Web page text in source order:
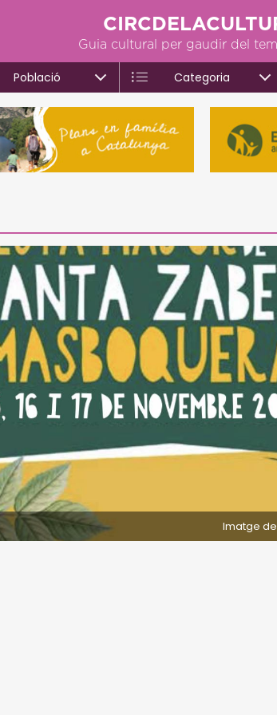
Guia cultural per gaudir del
Població Categoria
Imatge